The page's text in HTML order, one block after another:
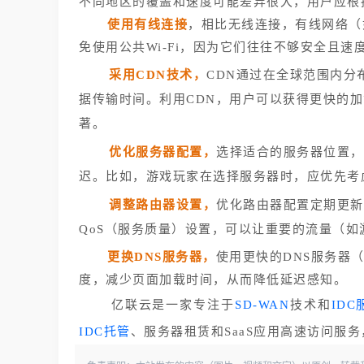
使用有线连接，相比无线连接，有线网络
免使用公共Wi-Fi，因为它们往往不够安全且速
采用CDN技术，CDN通过在全球范围内分
据传输时间。利用CDN，用户可以获得更快的
著。
优化服务器配置，选择适合的服务器位置
迟。比如，游戏玩家在选择服务器时，应优先
调整路由器设置，优化路由器配置定期更
QoS（服务质量）设置，可以让重要的流量（
更换DNS服务器， 使用更快的DNS服务器
度，减少页面加载时间，从而降低延迟感知。
亿联云是一家专注于SD-WAN技术和 IDC
IDC托管 、服务器租赁和SaaS应用高速访问服